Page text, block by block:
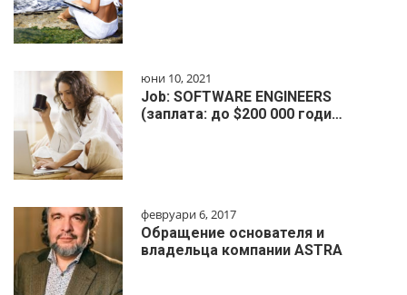
юни 10, 2021
Job: SOFTWARE ENGINEERS
(заплата: до $200 000 годи…
февруари 6, 2017
Обращение основателя и
владельца компании ASTRA